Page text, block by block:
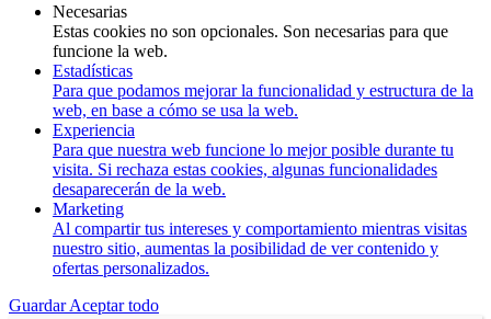
Necesarias
Estas cookies no son opcionales. Son necesarias para que
funcione la web.
Estadísticas
Para que podamos mejorar la funcionalidad y estructura de la
web, en base a cómo se usa la web.
Experiencia
Para que nuestra web funcione lo mejor posible durante tu
visita. Si rechaza estas cookies, algunas funcionalidades
desaparecerán de la web.
Marketing
Al compartir tus intereses y comportamiento mientras visitas
nuestro sitio, aumentas la posibilidad de ver contenido y
ofertas personalizados.
GuardarAceptar todo